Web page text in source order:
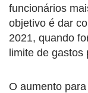
funcionários
objetivo é dar
2021, quando
limite de gastos
O aumento